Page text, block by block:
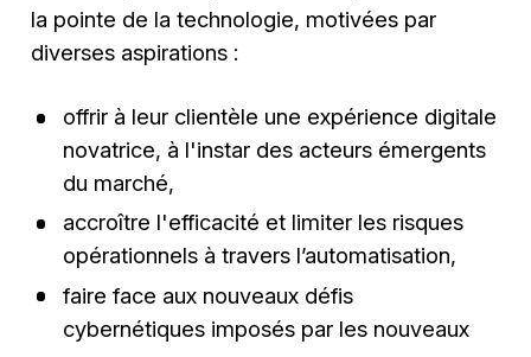
la pointe de la technologie, motivées par
diverses aspirations :
offrir à leur clientèle une expérience digitale
novatrice, à l'instar des acteurs émergents
du marché,
accroître l'efficacité et limiter les risques
opérationnels à travers l’automatisation,
faire face aux nouveaux défis
cybernétiques imposés par les nouveaux